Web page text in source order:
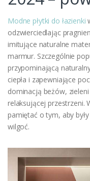
Modne płytki do łazienki
odzwierciedlając
imitujące naturalne
marmur. Szczególnie
przypominającą
ciepła i zapewniające
dominacją beżów,
relaksującej przestrzeni.
pamiętać o tym, aby
wilgoć.